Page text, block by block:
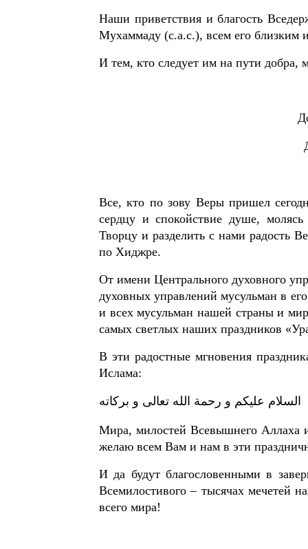
Наши приветствия и благость
Мухаммаду (с.а.с.), всем его
И тем, кто следует им на пути добра,
Все, кто по зову Веры пришел
сердцу и спокойствие душе,
Творцу и разделить с нами радость
по Хиджре.
От имени Центрального духовного
духовных управлений мусульман в
и всех мусульман нашей страны и
самых светлых наших праздников
В эти радостные мгновения
Ислама:
السلام عليكم و رحمة الله تعالى و بركاته
Мира, милостей Всевышнего Аллаха
желаю всем Вам и нам в эти
И да будут благословенными в
Всемилостивого – тысячах мечетей
всего мира!